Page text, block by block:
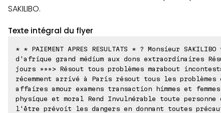
SAKILIBO.
Texte intégral du flyer
* * PAIEMENT APRES RESULTATS * ? Monsieur
d'afrique grand médium aux dons extraordinaires
jours »»»> Résout tous problèmes marabout
récemment arrivé à Paris résout tous les problèmes
affaires amour examens transaction himmes et
physique et moral Rend Invulnérable toute personne
l'être prévoit les dangers en donnant toutes